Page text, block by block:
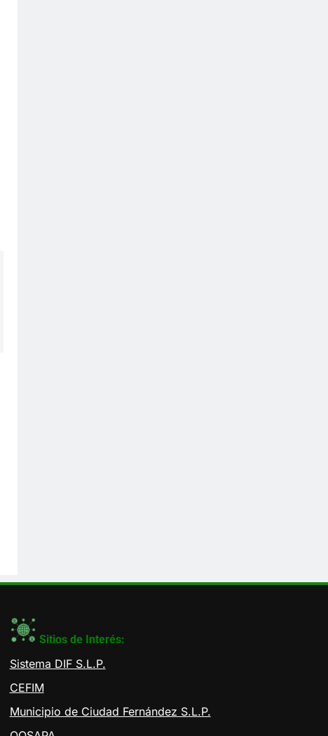
Sitios de Interés:
Sistema DIF S.L.P.
CEFIM
Municipio de Ciudad Fernández S.L.P.